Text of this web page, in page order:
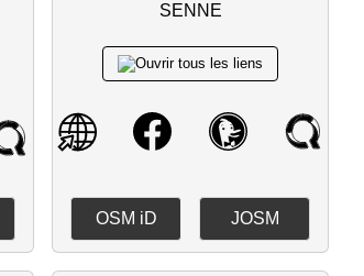
SENNE
OSM iD JOSM